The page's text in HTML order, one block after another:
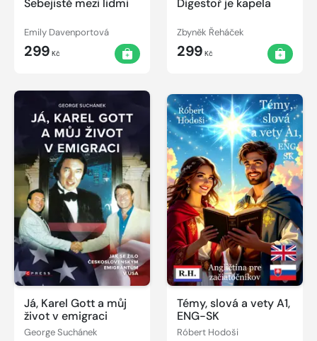
Sebejistě mezi lidmi
Emily Davenportová
299 Kč
Digestoř je kapela
Zbyněk Řeháček
299 Kč
Já, Karel Gott a můj
život v emigraci
George Suchánek
Témy, slová a vety A1,
ENG-SK
Róbert Hodoši